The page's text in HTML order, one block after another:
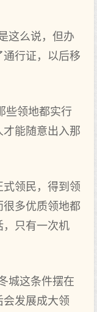
这么说，但办
行证，以后移
些领地都实行
才能随意出入那
领民，得到领
多优质领地都
，只有一次机
城这条件摆在
发展成大领